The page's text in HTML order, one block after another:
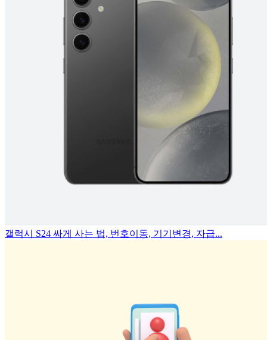
갤럭시 S24 싸게 사는 법, 번호이동, 기기변경, 자급...